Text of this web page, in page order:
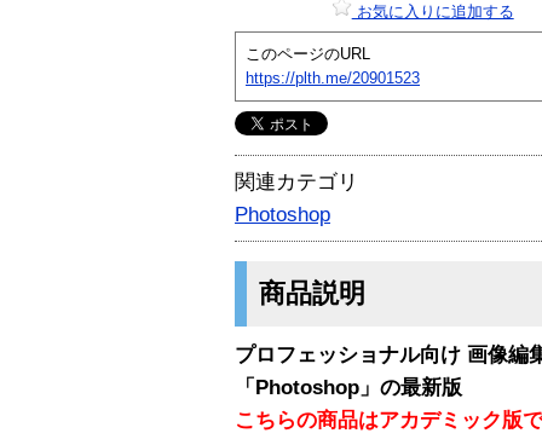
お気に入りに追加する
このページのURL
https://plth.me/20901523
関連カテゴリ
Photoshop
商品説明
プロフェッショナル向け 画像編
「Photoshop」の最新版
こちらの商品はアカデミック版